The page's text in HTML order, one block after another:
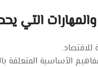
التي
الأساسية المتعلقة